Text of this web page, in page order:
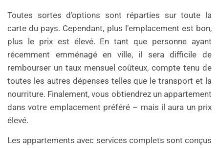
Toutes sortes d’options sont réparties sur toute la
carte du pays. Cependant, plus l’emplacement est bon,
plus le prix est élevé. En tant que personne ayant
récemment emménagé en ville, il sera difficile de
rembourser un taux mensuel coûteux, compte tenu de
toutes les autres dépenses telles que le transport et la
nourriture. Finalement, vous obtiendrez un appartement
dans votre emplacement préféré – mais il aura un prix
élevé.
Les appartements avec services complets sont conçus